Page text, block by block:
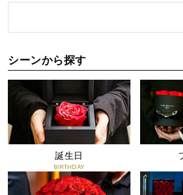
●エアコンなどの冷風が、直接あたらないよ
燥しすぎると、花びらがひび割れたり、色褪
●食用ではありませんので、食べないでくださ
シーンから探す
誕生日
BIRTHDAY